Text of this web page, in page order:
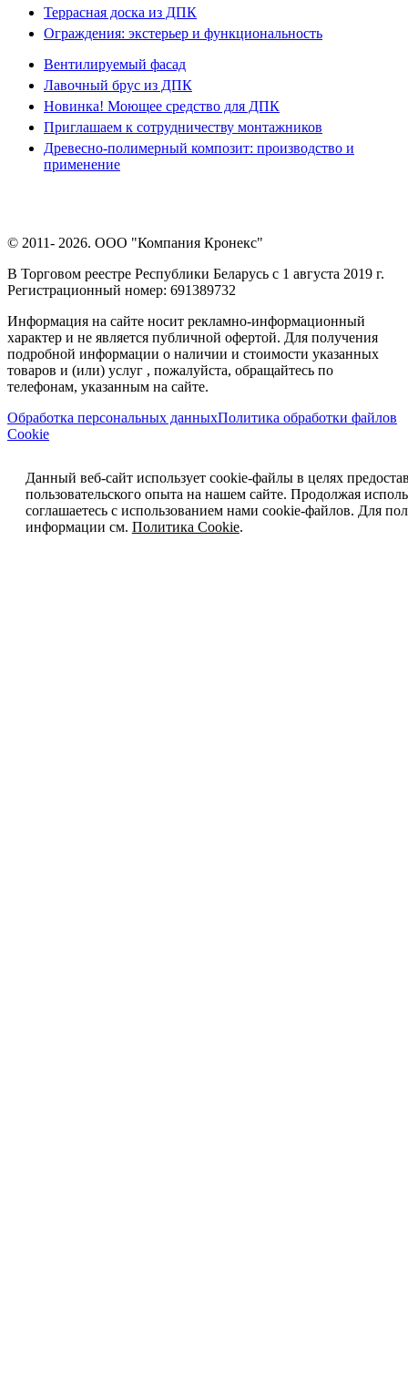
Террасная доска из ДПК
Ограждения: экстерьер и функциональность
Вентилируемый фасад
Лавочный брус из ДПК
Новинка! Моющее средство для ДПК
Приглашаем к сотрудничеству монтажников
Древесно-полимерный композит: производство и
применение
© 2011- 2026. ООО "Компания Кронекс"
В Торговом реестре Республики Беларусь с 1 августа 2019 г.
Регистрационный номер: 691389732
Информация на сайте носит рекламно-информационный
характер и не является публичной офертой. Для получения
подробной информации о наличии и стоимости указанных
товаров и (или) услуг , пожалуйста, обращайтесь по
телефонам, указанным на сайте.
Обработка персональных данныхПолитика обработки файлов
Cookie
Данный веб-сайт использует cookie-файлы в целях
пользовательского опыта на нашем сайте. Продолжая
соглашаетесь с использованием нами cookie-файлов. Для
информации см. Политика Cookie.